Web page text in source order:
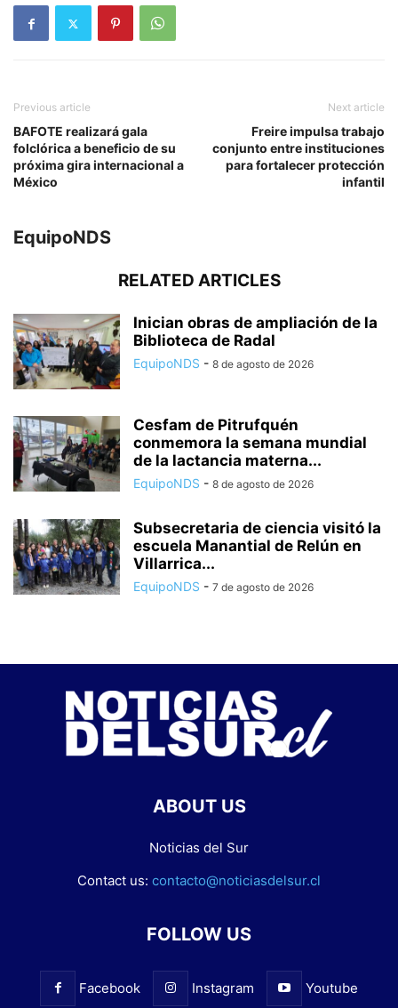
Previous article
BAFOTE realizará gala
folclórica a beneficio de su
próxima gira internacional a
México
Next article
Freire impulsa trabajo
conjunto entre instituciones
para fortalecer protección
infantil
EquipoNDS
RELATED ARTICLES
Inician obras de ampliación de la
Biblioteca de Radal
EquipoNDS - 8 de agosto de 2026
Cesfam de Pitrufquén
conmemora la semana mundial
de la lactancia materna...
EquipoNDS - 8 de agosto de 2026
Subsecretaria de ciencia visitó la
escuela Manantial de Relún en
Villarrica...
EquipoNDS - 7 de agosto de 2026
ABOUT US
Noticias del Sur
Contact us: contacto@noticiasdelsur.cl
FOLLOW US
Facebook Instagram Youtube